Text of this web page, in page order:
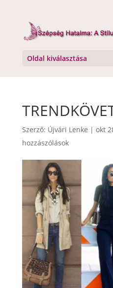
Oldal kiválasztása
Szerző: Újvári Lenke | okt
hozzászólások